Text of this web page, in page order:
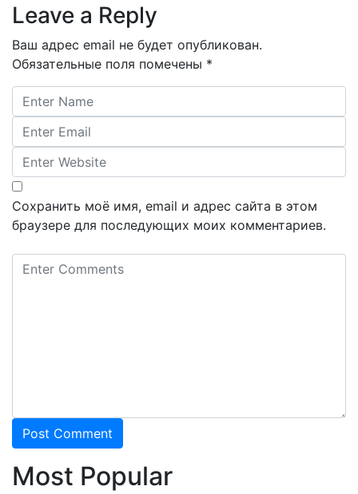
Leave a Reply
Ваш адрес email не будет опубликован.
Обязательные поля помечены *
Сохранить моё имя, email и адрес сайта в этом
браузере для последующих моих комментариев.
Most Popular